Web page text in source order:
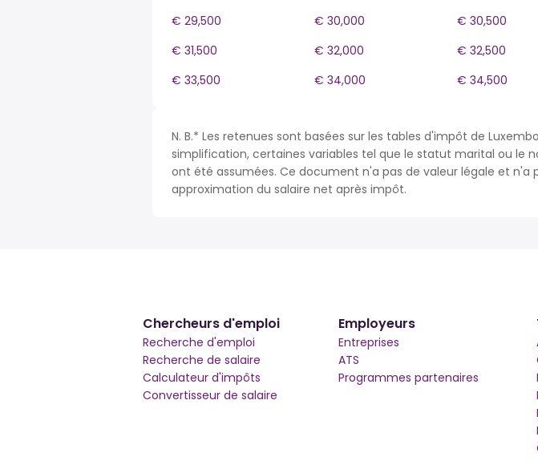
€ 29,500
€ 30,000 € 30,500
€ 31,500
€ 32,000 € 32,500
€ 33,500
€ 34,000 € 34,500
N. B.* Les retenues sont basées sur les tables d'impôt de
simplification, certaines variables tel que le statut marital ou le
ont été assumées. Ce document n'a pas de valeur légale et n'a
approximation du salaire net après impôt.
Chercheurs d'emploi
Recherche d'emploi
Recherche de salaire
Calculateur d'impôts
Convertisseur de salaire
Employeurs
Entreprises
ATS
Programmes partenaires